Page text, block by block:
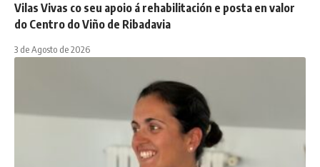
Vilas Vivas co seu apoio á rehabilitación e posta en valor
do Centro do Viño de Ribadavia
3 de Agosto de 2026